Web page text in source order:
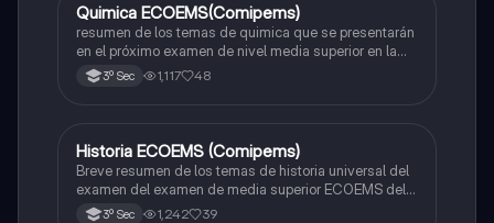
Química
Quimica ECOEMS(Comipems)
resumen de los temas de quimica que se presentarán
en el próximo examen de nivel media superior en la
zona metropolitana de el valle de México
3º Sec 1,117 48
Historia
Historia ECOEMS (Comipems)
Breve resumen de los temas de historia universal del
examen del examen de media superior ECOEMS del
valle de México
3º Sec 1,242 39